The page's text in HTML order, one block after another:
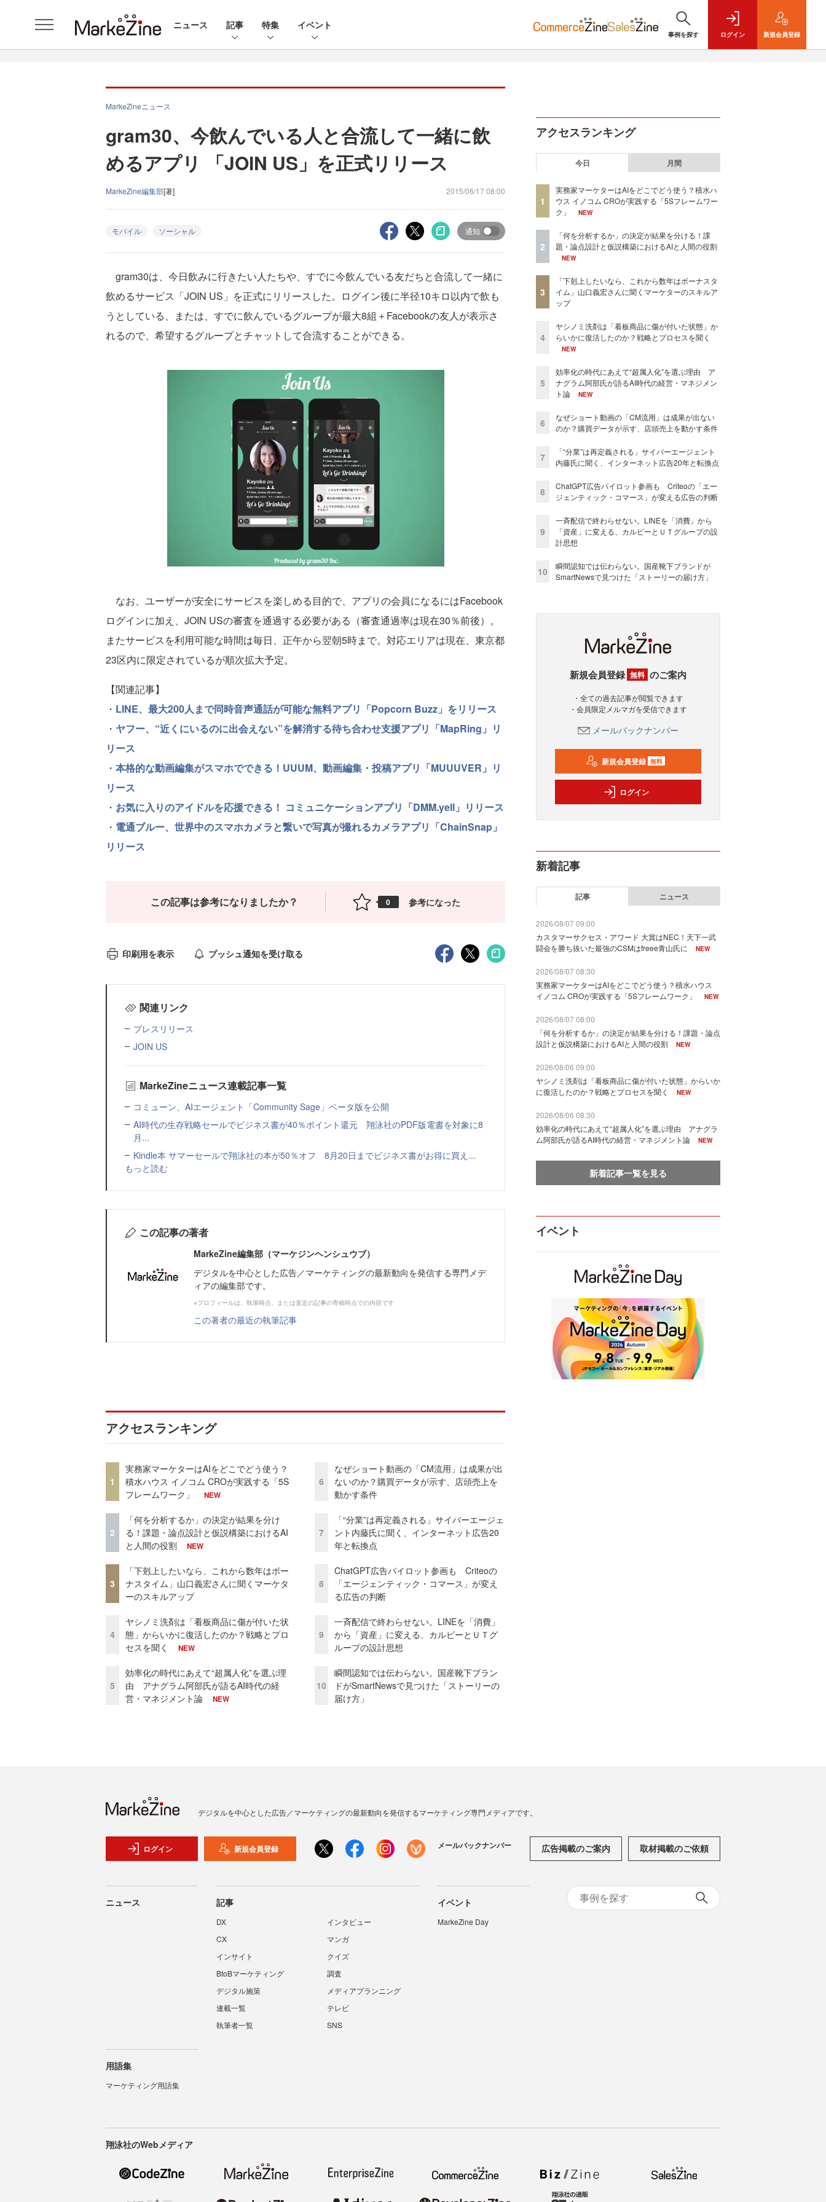
ニュース 記事 特集 イベント
事例を探す ログイン 新規会員登録
MarkeZineニュース
gram30、今飲んでいる人と合流して一緒に飲
めるアプリ 「JOIN US」を正式リリース
MarkeZine編集部[著] 2015/06/17 08:00
モバイル ソーシャル 通知
gram30は、今日飲みに行きたい人たちや、すでに今飲んでいる友だちと合流して一緒に
飲めるサービス「JOIN US」を正式にリリースした。ログイン後に半径10キロ以内で飲も
うとしている、または、すでに飲んでいるグループが最大8組＋Facebookの友人が表示さ
れるので、希望するグループとチャットして合流することができる。
なお、ユーザーが安全にサービスを楽しめる目的で、アプリの会員になるにはFacebook
ログインに加え、JOIN USの審査を通過する必要がある（審査通過率は現在30％前後）。
またサービスを利用可能な時間は毎日、正午から翌朝5時まで。対応エリアは現在、東京都
23区内に限定されているが順次拡大予定。
【関連記事】
・ LINE、最大200人まで同時音声通話が可能な無料アプリ「Popcorn Buzz」をリリース
・ ヤフー、“近くにいるのに出会えない”を解消する待ち合わせ支援アプリ「MapRing」リ
リース
・ 本格的な動画編集がスマホでできる！UUUM、動画編集・投稿アプリ「MUUUVER」リ
リース
・ お気に入りのアイドルを応援できる！ コミュニケーションアプリ「DMM.yell」リリース
・ 電通ブルー、世界中のスマホカメラと繋いで写真が撮れるカメラアプリ「ChainSnap」
リリース
この記事は参考になりましたか？ 0 参考になった
印刷用を表示 プッシュ通知を受け取る
関連リンク
プレスリリース
JOIN US
MarkeZineニュース連載記事一覧
コミューン、AIエージェント「Community Sage」ベータ版を公開
AI時代の生存戦略セールでビジネス書が40％ポイント還元 翔泳社のPDF版電書を対象に8
月...
Kindle本 サマーセールで翔泳社の本が50％オフ 8月20日までビジネス書がお得に買え...
もっと読む
この記事の著者
MarkeZine編集部（マーケジンヘンシュウブ）
デジタルを中心とした広告／マーケティングの最新動向を発信する専門メデ
ィアの編集部です。
※プロフィールは、執筆時点、または直近の記事の寄稿時点での内容です
この著者の最近の執筆記事
アクセスランキング
1
実務家マーケターはAIをどこでどう使う？
積水ハウス イノコム CROが実践する「5S
フレームワーク」
NEW
2
「何を分析するか」の決定が結果を分け
る！課題・論点設計と仮説構築におけるAI
と人間の役割
NEW
3
「下剋上したいなら、これから数年はボー
ナスタイム」山口義宏さんに聞くマーケタ
ーのスキルアップ
4
ヤシノミ洗剤は「看板商品に傷が付いた状
態」からいかに復活したのか？戦略とプロ
セスを聞く
NEW
5
効率化の時代にあえて“超属人化”を選ぶ理
由 アナグラム阿部氏が語るAI時代の経
営・マネジメント論
NEW
6
なぜショート動画の「CM流用」は成果が出
ないのか？購買データが示す、店頭売上を
動かす条件
7
「“分業”は再定義される」サイバーエージェ
ント内藤氏に聞く、インターネット広告20
年と転換点
8
ChatGPT広告パイロット参画も Criteoの
「エージェンティック・コマース」が変え
る広告の判断
9
一斉配信で終わらせない。LINEを「消費」
から「資産」に変える、カルビーとＵＴグ
ループの設計思想
10
瞬間認知では伝わらない。国産靴下ブラン
ドがSmartNewsで見つけた「ストーリーの
届け方」
アクセスランキング
今日 月間
1
実務家マーケターはAIをどこでどう使う？積水ハ
ウス イノコム CROが実践する「5Sフレームワー
ク」
NEW
2
「何を分析するか」の決定が結果を分ける！課
題・論点設計と仮説構築におけるAIと人間の役割
NEW
3
「下剋上したいなら、これから数年はボーナスタ
イム」山口義宏さんに聞くマーケターのスキルア
ップ
4
ヤシノミ洗剤は「看板商品に傷が付いた状態」か
らいかに復活したのか？戦略とプロセスを聞く
NEW
5
効率化の時代にあえて“超属人化”を選ぶ理由 ア
ナグラム阿部氏が語るAI時代の経営・マネジメン
ト論
NEW
6
なぜショート動画の「CM流用」は成果が出ない
のか？購買データが示す、店頭売上を動かす条件
7
「“分業”は再定義される」サイバーエージェント
内藤氏に聞く、インターネット広告20年と転換点
8
ChatGPT広告パイロット参画も Criteoの「エー
ジェンティック・コマース」が変える広告の判断
9
一斉配信で終わらせない。LINEを「消費」から
「資産」に変える、カルビーとＵＴグループの設
計思想
10
瞬間認知では伝わらない。国産靴下ブランドが
SmartNewsで見つけた「ストーリーの届け方」
新規会員登録 無料 のご案内
・全ての過去記事が閲覧できます
・会員限定メルマガを受信できます
メールバックナンバー
新規会員登録 無料
ログイン
新着記事
記事 ニュース
2026/08/07 09:00
カスタマーサクセス・アワード 大賞はNEC！天下一武
闘会を勝ち抜いた最強のCSMはfreee青山氏に
NEW
2026/08/07 08:30
実務家マーケターはAIをどこでどう使う？積水ハウス
イノコム CROが実践する「5Sフレームワーク」
NEW
2026/08/07 08:00
「何を分析するか」の決定が結果を分ける！課題・論点
設計と仮説構築におけるAIと人間の役割
NEW
2026/08/06 09:00
ヤシノミ洗剤は「看板商品に傷が付いた状態」からいか
に復活したのか？戦略とプロセスを聞く
NEW
2026/08/06 08:30
効率化の時代にあえて“超属人化”を選ぶ理由 アナグラ
ム阿部氏が語るAI時代の経営・マネジメント論
NEW
新着記事一覧を見る
イベント
デジタルを中心とした広告／マーケティングの最新動向を発信するマーケティング専門メディアです。
ログイン 新規会員登録 メールバックナンバー 広告掲載のご案内 取材掲載のご依頼
ニュース 記事
DX
インタビュー
CX
マンガ
インサイト
クイズ
BtoBマーケティング
調査
デジタル施策
メディアプランニング
連載一覧
テレビ
執筆者一覧
SNS
イベント
MarkeZine Day
用語集
マーケティング用語集
翔泳社のWebメディア